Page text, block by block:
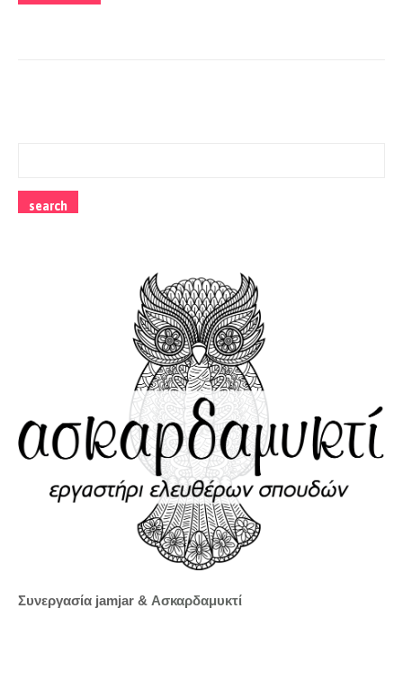
Συνεργασία jamjar & Ασκαρδαμυκτί